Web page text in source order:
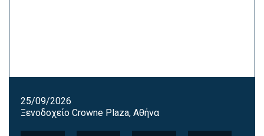
25/09/2026
Ξενοδοχείο Crowne Plaza, Αθήνα